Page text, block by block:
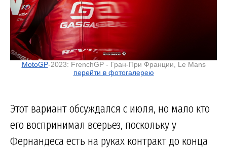
MotoGP-2023: FrenchGP - Гран-При Франции, Le Mans
перейти в фотогалерею
Этот вариант обсуждался с июля, но мало кто
его воспринимал всерьез, поскольку у
Фернандеса есть на руках контракт до конца